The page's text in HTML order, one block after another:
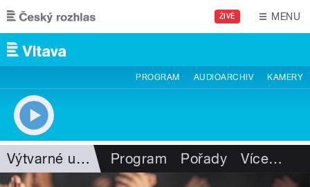
Přejít k hlavnímu obsahu
ŽIVĚ MENU
PROGRAM AUDIOARCHIV KAMERY
Výtvarné umění Program Pořady Více…